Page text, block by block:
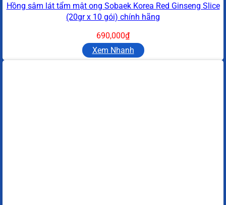
Hồng sâm lát tẩm mật ong Sobaek Korea Red Ginseng Slice
(20gr x 10 gói) chính hãng
690,000₫
Xem Nhanh